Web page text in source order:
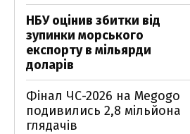
НБУ оцінив збитки від
зупинки морського
експорту в мільярди
доларів
Фінал ЧС-2026 на Megogo
подивились 2,8 мільйона
глядачів